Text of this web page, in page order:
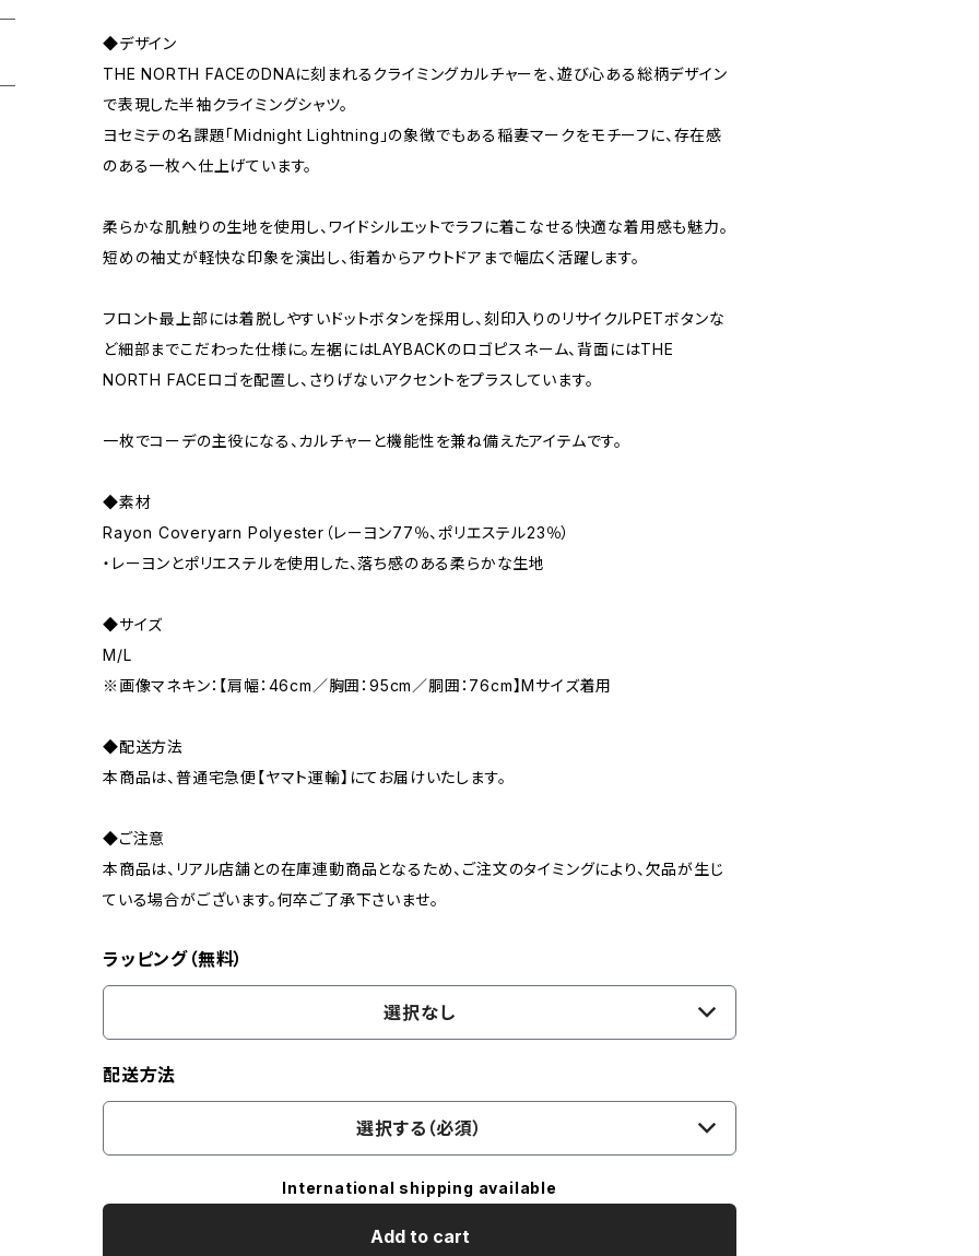
◆デザイン
THE NORTH FACEのDNAに刻まれるクライミングカルチャーを、遊び心ある総柄デザイン
で表現した半袖クライミングシャツ。
ヨセミテの名課題「Midnight Lightning」の象徴でもある稲妻マークをモチーフに、存在感
のある一枚へ仕上げています。
柔らかな肌触りの生地を使用し、ワイドシルエットでラフに着こなせる快適な着用感も魅力。
短めの袖丈が軽快な印象を演出し、街着からアウトドアまで幅広く活躍します。
フロント最上部には着脱しやすいドットボタンを採用し、刻印入りのリサイクルPETボタンな
ど細部までこだわった仕様に。左裾にはLAYBACKのロゴピスネーム、背面にはTHE
NORTH FACEロゴを配置し、さりげないアクセントをプラスしています。
一枚でコーデの主役になる、カルチャーと機能性を兼ね備えたアイテムです。
◆素材
Rayon Coveryarn Polyester（レーヨン77％、ポリエステル23％）
・レーヨンとポリエステルを使用した、落ち感のある柔らかな生地
◆サイズ
M/L
※画像マネキン：【肩幅：46cm／胸囲：95cm／胴囲：76cm】Mサイズ着用
◆配送方法
本商品は、普通宅急便【ヤマト運輸】にてお届けいたします。
◆ご注意
本商品は、リアル店舗との在庫連動商品となるため、ご注文のタイミングにより、欠品が生じ
ている場合がございます。何卒ご了承下さいませ。
ラッピング（無料）
選択なし
配送方法
選択する（必須）
International shipping available
Add to cart